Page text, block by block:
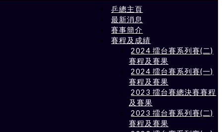
乒總主頁
最新消息
賽事簡介
賽程及成績
2024 擂台賽系列賽(二)
賽程及賽果
2024 擂台賽系列賽(一)
賽程及賽果
2023 擂台賽總決賽賽程
及賽果
2023 擂台賽系列賽(二)
賽程及賽果